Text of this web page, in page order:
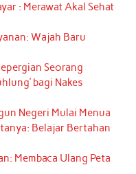
: Merawat Akal Sehat
Wajah Baru
Seorang
bagi Nakes
Negeri Mulai Menua
Belajar Bertahan
Membaca Ulang Peta